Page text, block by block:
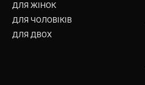
ДЛЯ ЖІНОК
ДЛЯ ЧОЛОВІКІВ
ДЛЯ ДВОХ